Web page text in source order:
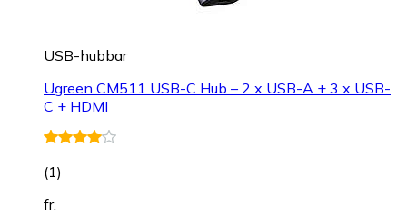
USB-hubbar
Ugreen CM511 USB-C Hub – 2 x USB-A + 3 x USB-
C + HDMI
(1)
fr.